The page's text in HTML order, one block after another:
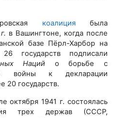
коалиция была
в Вашингтоне, когда после
базе Пёрл-Харбор на
26 государств подписали
Наций о борьбе с
войны к декларации
20 государств.
октября 1941 г. состоялась
трех держав (СССР,